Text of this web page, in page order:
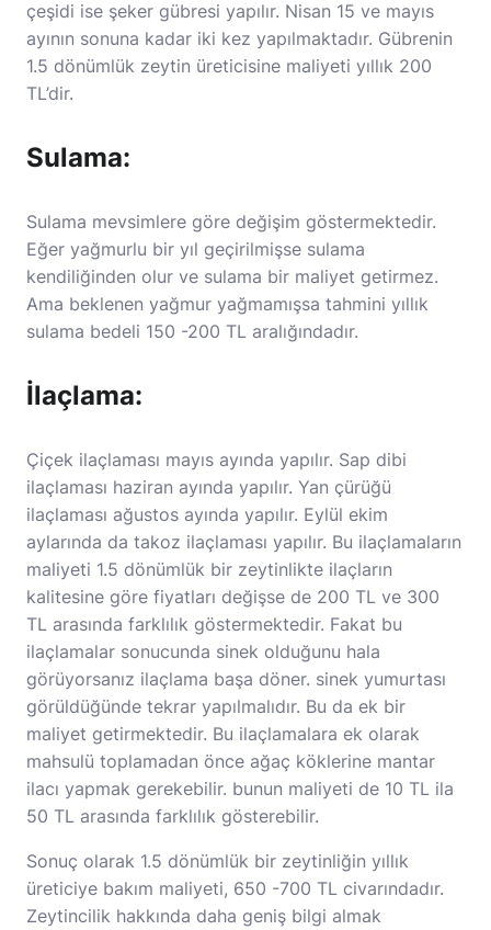
çeşidi ise şeker gübresi yapılır. Nisan 15 ve mayıs
ayının sonuna kadar iki kez yapılmaktadır. Gübrenin
1.5 dönümlük zeytin üreticisine maliyeti yıllık 200
TL’dir.
Sulama:
Sulama mevsimlere göre değişim göstermektedir.
Eğer yağmurlu bir yıl geçirilmişse sulama
kendiliğinden olur ve sulama bir maliyet getirmez.
Ama beklenen yağmur yağmamışsa tahmini yıllık
sulama bedeli 150 -200 TL aralığındadır.
İlaçlama:
Çiçek ilaçlaması mayıs ayında yapılır. Sap dibi
ilaçlaması haziran ayında yapılır. Yan çürüğü
ilaçlaması ağustos ayında yapılır. Eylül ekim
aylarında da takoz ilaçlaması yapılır. Bu ilaçlamaların
maliyeti 1.5 dönümlük bir zeytinlikte ilaçların
kalitesine göre fiyatları değişse de 200 TL ve 300
TL arasında farklılık göstermektedir. Fakat bu
ilaçlamalar sonucunda sinek olduğunu hala
görüyorsanız ilaçlama başa döner. sinek yumurtası
görüldüğünde tekrar yapılmalıdır. Bu da ek bir
maliyet getirmektedir. Bu ilaçlamalara ek olarak
mahsulü toplamadan önce ağaç köklerine mantar
ilacı yapmak gerekebilir. bunun maliyeti de 10 TL ila
50 TL arasında farklılık gösterebilir.
Sonuç olarak 1.5 dönümlük bir zeytinliğin yıllık
üreticiye bakım maliyeti, 650 -700 TL civarındadır.
Zeytincilik hakkında daha geniş bilgi almak